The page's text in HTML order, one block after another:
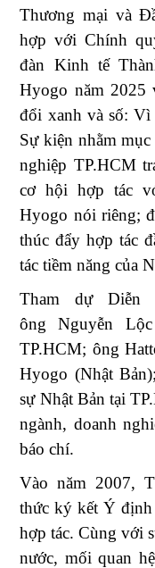
Thương mại và
hợp với Chính
đàn Kinh tế
Hyogo năm 2025
đổi xanh và số: Vì
Sự kiện nhằm mục
nghiệp TP.HCM
cơ hội hợp tác
Hyogo nói riêng;
thúc đẩy hợp tác
tác tiềm năng của
Tham dự Diễn
ông
Nguyễn
TP.HCM; ông
Hyogo (Nhật
sự Nhật Bản tại
ngành, doanh
báo chí.
Vào năm 2007,
thức ký kết Ý
hợp tác. Cùng với
nước, mối quan